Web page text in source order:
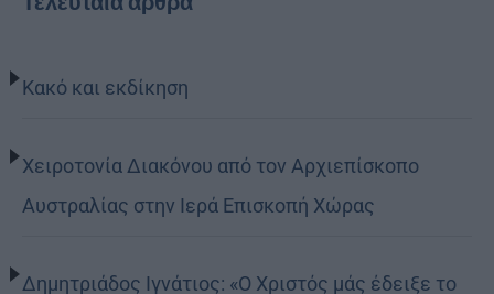
Κακό και εκδίκηση
Χειροτονία Διακόνου από τον Αρχιεπίσκοπο
Αυστραλίας στην Ιερά Επισκοπή Χώρας
Δημητριάδος Ιγνάτιος: «Ο Χριστός μάς έδειξε το